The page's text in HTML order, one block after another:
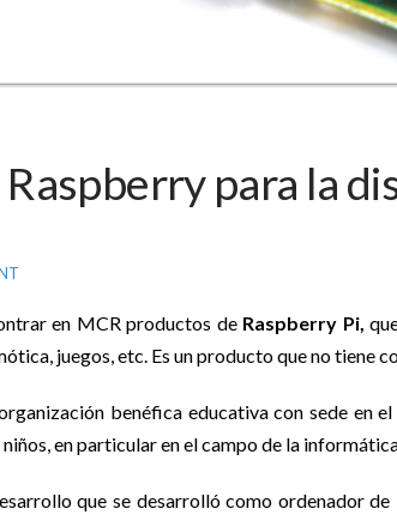
para la
en MCR productos de Raspberry Pi,
juegos, etc. Es un producto que no tiene
benéfica educativa con sede en
en particular en el campo de la
que se desarrolló como ordenador